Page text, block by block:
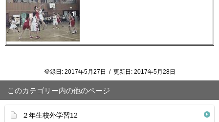
登録日: 2017年5月27日 / 更新日: 2017年5月28日
このカテゴリー内の他のページ
２年生校外学習12